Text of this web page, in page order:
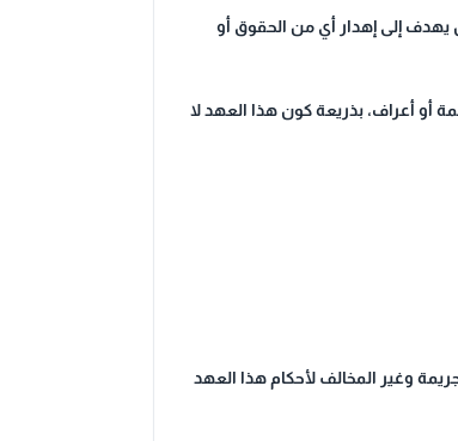
إلى إهدار أي من الحقوق أو
أو أعراف، بذريعة كون هذا العهد لا
وغير المخالف لأحكام هذا العهد